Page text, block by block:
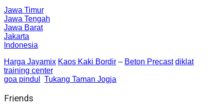
Jawa Timur
Jawa Tengah
Jawa Barat
Jakarta
Indonesia
Harga Jayamix Kaos Kaki Bordir – Beton Precast diklat
training center
goa pindul
Tukang Taman Jogja
Friends